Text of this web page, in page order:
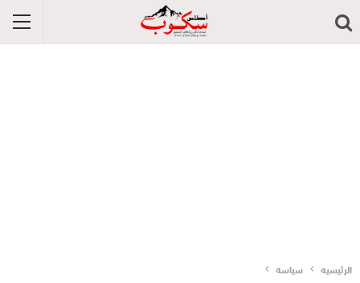
الرئيسية سياسة